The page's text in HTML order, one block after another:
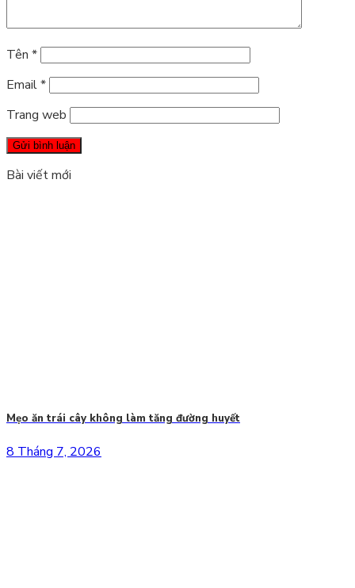
Tên *
Email*
Trang web
Bài viết mới
Mẹo ăn trái cây không làm tăng đường huyết
8 Tháng 7, 2026